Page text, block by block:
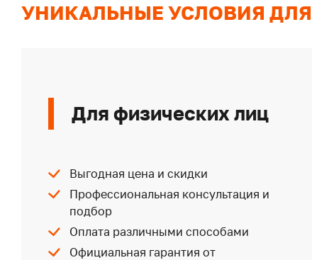
УНИКАЛЬНЫЕ УСЛОВИЯ
Для физических лиц
Выгодная цена и скидки
Профессиональная консультация и
подбор
Оплата различными способами
Официальная гарантия от